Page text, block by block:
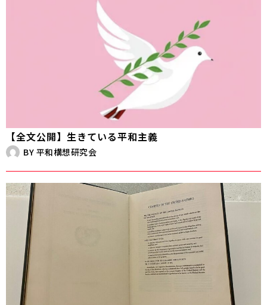
【全文公開】生きている平和主義
BY 平和構想研究会